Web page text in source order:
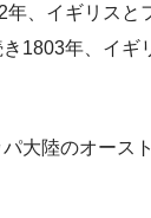
、イギリスと
1803年、イギ
大陸のオース